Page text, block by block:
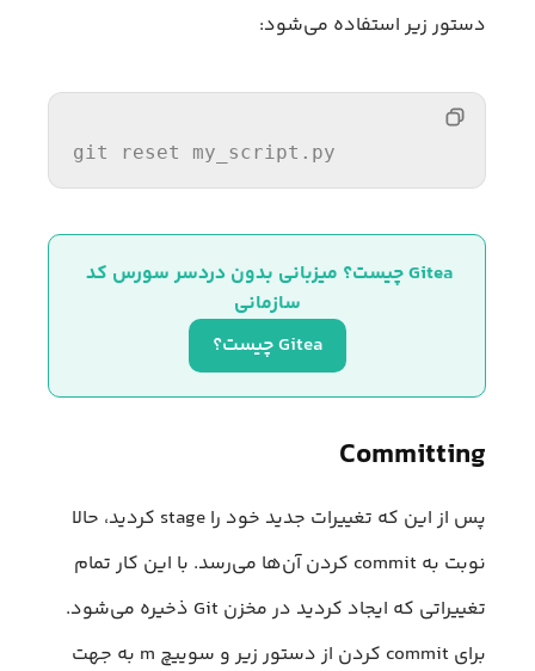
دستور زیر استفاده می‌شود:
git reset my_script.py
Gitea چیست؟ میزبانی بدون دردسر سورس کد
سازمانی
Gitea چیست؟
Committing
پس از این که تغییرات جدید خود را stage کردید، حالا
نوبت به commit کردن آن‌ها می‌رسد. با این کار تمام
تغییراتی که ایجاد کردید در مخزن Git ذخیره می‌شود.
برای commit کردن از دستور زیر و سوییچ m به جهت